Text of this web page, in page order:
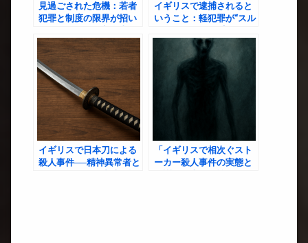
見過ごされた危機：若者
犯罪と制度の限界が招い
イギリスで逮捕されると
いうこと：軽犯罪が“スル
イギリスで日本刀による
殺人事件──精神異常者と
「イギリスで相次ぐスト
ーカー殺人事件の実態と